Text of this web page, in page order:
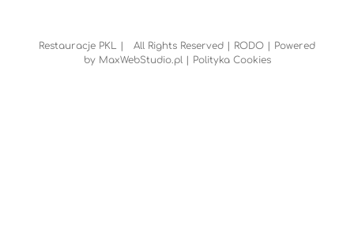
Restauracje PKL | All Rights Reserved | RODO | Powered
by MaxWebStudio.pl| Polityka Cookies